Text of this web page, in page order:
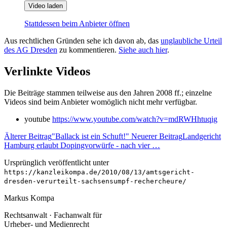
Video laden
Stattdessen beim Anbieter öffnen
Aus rechtlichen Gründen sehe ich davon ab, das unglaubliche Urteil
des AG Dresden zu kommentieren. Siehe auch hier.
Verlinkte Videos
Die Beiträge stammen teilweise aus den Jahren 2008 ff.; einzelne
Videos sind beim Anbieter womöglich nicht mehr verfügbar.
youtube https://www.youtube.com/watch?v=mdRWHhtuqig
Älterer Beitrag"Ballack ist ein Schuft!" Neuerer BeitragLandgericht
Hamburg erlaubt Dopingvorwürfe - nach vier …
Ursprünglich veröffentlicht unter
https://kanzleikompa.de/2010/08/13/amtsgericht-
dresden-verurteilt-sachsensumpf-rechercheure/
Markus Kompa
Rechtsanwalt · Fachanwalt für
Urheber- und Medienrecht